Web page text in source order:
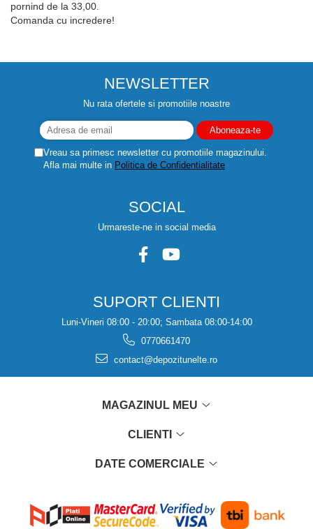
pornind de la 33,00.
Comanda cu incredere!
NEWSLETTER
Nu rata ofertele si promotiile noastre
Vreau sa primesc newsletter cu promotiile magazinului.
Afla mai multe in Politica de Confidentialitate
SOCIAL
Urmareste-ne in social media
SUPORT CLIENTI
Luni-Vineri 08:00 - 20:00; Sambata 08:00-14:00
0770661470
contact@depozitunelte.ro
MAGAZINUL MEU
CLIENTI
DATE COMERCIALE